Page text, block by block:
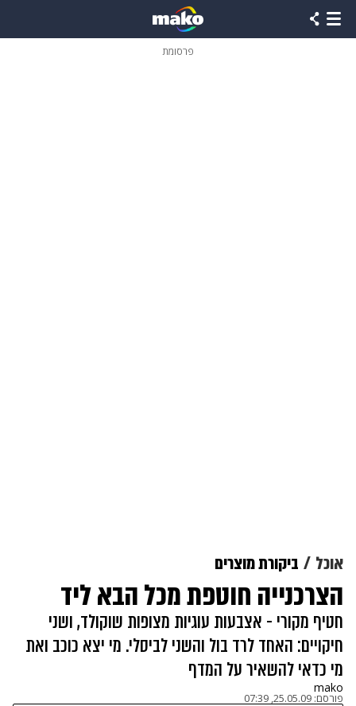
פרסומת
אוכל ביקורת מוצרים
הצרכנייה חוטפת מכל הבא ליד
חטיף מקורי - אצבעות עוגיות מצופות שוקולד, ושני
חיקויים: האחד לרד בול והשני לביסלי. מי יצא כוכב ואת
מי כדאי להשאיר על המדף
mako
פורסם: 25.05.09, 07:39